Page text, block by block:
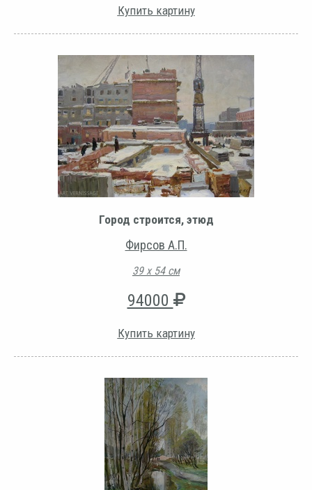
Купить картину
Город строится, этюд
Фирсов А.П.
39 х 54 см
94000
Купить картину